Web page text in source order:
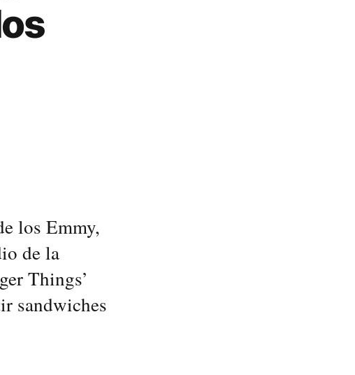
los Emmy,
de la
Things’
sandwiches